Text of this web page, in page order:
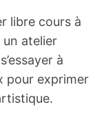
libre cours à
atelier
à
pour exprimer